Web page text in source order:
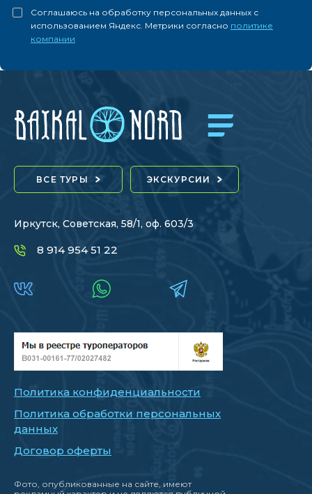
Соглашаюсь на обработку персональных данных с
использованием Яндекс. Метрики согласно политике
компании
ВСЕ ТУРЫ ЭКСКУРСИИ
Иркутск, Советская, 58/1, оф. 603/3
8 914 954 51 22
Политика конфиденциальности
Политика обработки персональных
данных
Договор оферты
Фото, опубликованные на сайте, имеют